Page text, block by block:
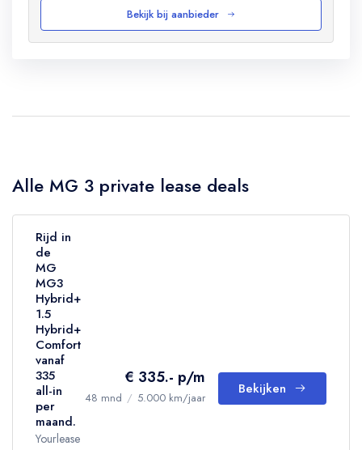
Bekijk bij aanbieder
Alle MG 3 private lease deals
Rijd in
de
MG
MG3
Hybrid+
1.5
Hybrid+
Comfort
vanaf
335
all-in
per
maand.
Yourlease
€ 335.- p/m
48 mnd / 5.000 km/jaar
Bekijken